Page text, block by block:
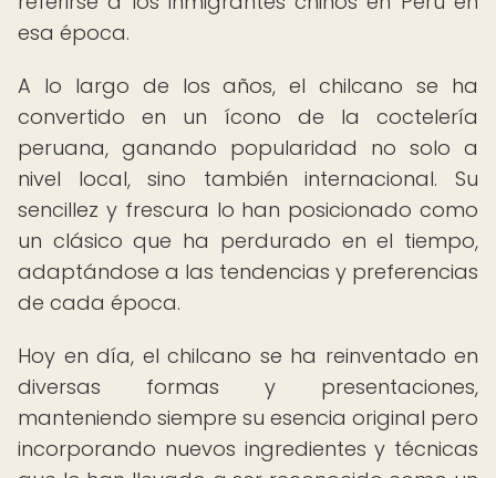
esa época.
A lo largo de los años, el chilcano se ha
convertido en un ícono de la coctelería
peruana, ganando popularidad no solo a
nivel local, sino también internacional. Su
sencillez y frescura lo han posicionado como
un clásico que ha perdurado en el tiempo,
adaptándose a las tendencias y preferencias
de cada época.
Hoy en día, el chilcano se ha reinventado en
diversas formas y presentaciones,
manteniendo siempre su esencia original pero
incorporando nuevos ingredientes y técnicas